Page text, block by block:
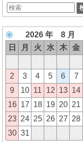
2026 年 8 月
日
月 火 水 木 金
2
3 4 5 6 7
9
10 11 12 13 14
16 17 18 19 20 21
23 24 25 26 27 28
30 31